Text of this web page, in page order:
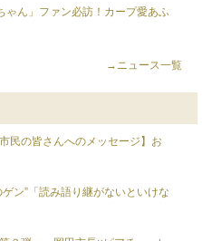
ゃん」ファン必訪！カープ愛あふ
→ニュース一覧
民の皆さんへのメッセージ】お
ン”「読み語り継がないといけな